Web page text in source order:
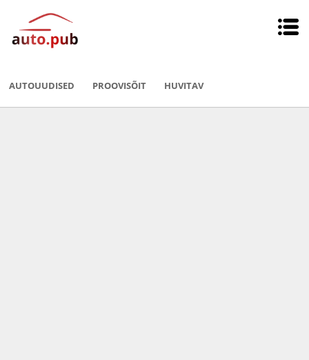
AUTOUUDISED PROOVISÕIT HUVITAV